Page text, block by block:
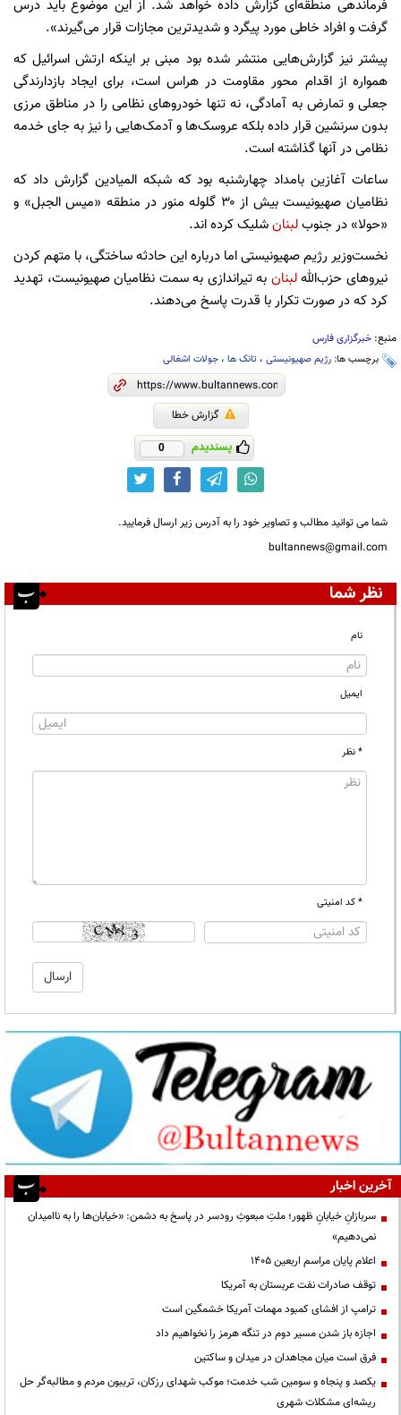
فرماندهی منطقه‌ای گزارش داده خواهد شد. از این موضوع باید درس
گرفت و افراد خاطی مورد پیگرد و شدیدترین مجازات قرار می‌گیرند».
پیشتر نیز گزارش‌هایی منتشر شده بود مبنی بر اینکه ارتش اسرائیل که
همواره از اقدام محور مقاومت در هراس است، برای ایجاد بازدارندگی
جعلی و تمارض به آمادگی، نه تنها خودروهای نظامی را در مناطق مرزی
بدون سرنشین قرار داده بلکه عروسک‌ها و آدمک‌هایی را نیز به جای خدمه
نظامی در آنها گذاشته است.
ساعات آغازین بامداد چهارشنبه بود که شبکه المیادین گزارش داد که
نظامیان صهیونیست بیش از ۳۰ گلوله منور در منطقه «میس الجبل» و
«حولا» در جنوبلبنانشلیک کرده اند.
نخست‌وزیر رژیم صهیونیستی اما درباره این حادثه ساختگی، با متهم کردن
نیروهای حزب‌اللهلبنان به تیراندازی به سمت نظامیان صهیونیست، تهدید
کرد که در صورت تکرار با قدرت پاسخ می‌دهند.
منبع: خبرگزاری فارس
برچسب ها: رژیم صهیونیستی ، تانک ها ، جولات اشغالی
گزارش خطا
پسندیدم 0
شما می توانید مطالب و تصاویر خود را به آدرس زیر ارسال فرمایید.
bultannews@gmail.com
نظر شما
نام
ایمیل
* نظر
* کد امنیتی
آخرین اخبار
سربازانِ خیابانِ ظهور؛ ملتِ مبعوثِ رودسر در پاسخ به دشمن: «خیابان‌ها را به ناامیدان
نمی‌دهیم»
اعلام پایان مراسم اربعین ۱۴۰۵
توقف صادرات نفت عربستان به آمریکا
ترامپ از افشای کمبود مهمات آمریکا خشمگین است
اجازه باز شدن مسیر دوم در تنگه هرمز را نخواهیم داد
فرق است میان مجاهدان در میدان و ساکتین
یکصد و پنجاه و سومین شب خدمت؛ موکب شهدای رزکان، تریبون مردم و مطالبه‌گر حل
ریشه‌ای مشکلات شهری